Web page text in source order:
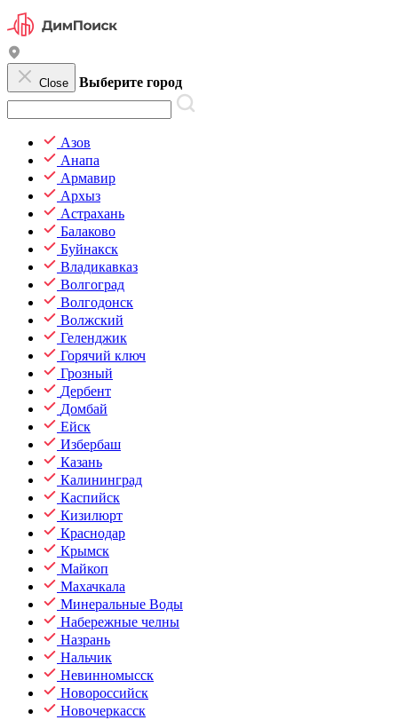
Close Выберите город
Азов
Анапа
Армавир
Архыз
Астрахань
Балаково
Буйнакск
Владикавказ
Волгоград
Волгодонск
Волжский
Геленджик
Горячий ключ
Грозный
Дербент
Домбай
Ейск
Избербаш
Казань
Калининград
Каспийск
Кизилюрт
Краснодар
Крымск
Майкоп
Махачкала
Минеральные Воды
Набережные челны
Назрань
Нальчик
Невинномысск
Новороссийск
Новочеркасск